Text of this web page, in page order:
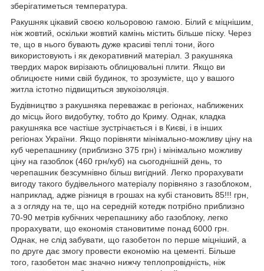
зберігатиметься температура.
Ракушняк цікавий своєю кольоровою гамою. Білий є міцнішим,
ніж жовтий, оскільки жовтий камінь містить більше піску. Через
те, що в нього бувають дуже красиві теплі тони, його
використовують і як декоративний матеріал. З ракушняка
твердих марок вирізають облицювальні плити. Якщо ви
облицюєте ними свій будинок, то зрозумієте, що у вашого
житла істотно підвищиться звукоізоляція.
Будівництво з ракушняка переважає в регіонах, наближених
до місць його видобутку, тобто до Криму. Однак, кладка
ракушняка все частіше зустрічається і в Києві, і в інших
регіонах України. Якщо порівняти мінімально-можливу ціну на
куб черепашнику (приблизно 375 грн) і мінімально можливу
ціну на газоблок (460 грн/куб) на сьогоднішній день, то
черепашник безсумнівно більш вигідний. Легко прорахувати
вигоду такого будівельного матеріалу порівняно з газоблоком,
наприклад, адже різниця в грошах на кубі становить 85!!! грн,
а з огляду на те, що на середній котедж потрібно приблизно
70-90 метрів кубічних черепашнику або газоблоку, легко
прорахувати, що економія становитиме понад 6000 грн.
Однак, не слід забувати, що газобетон по перше міцніший, а
по друге дає змогу провести економію на цементі. Більше
того, газобетон має значно нижчу теплопровідність, ніж